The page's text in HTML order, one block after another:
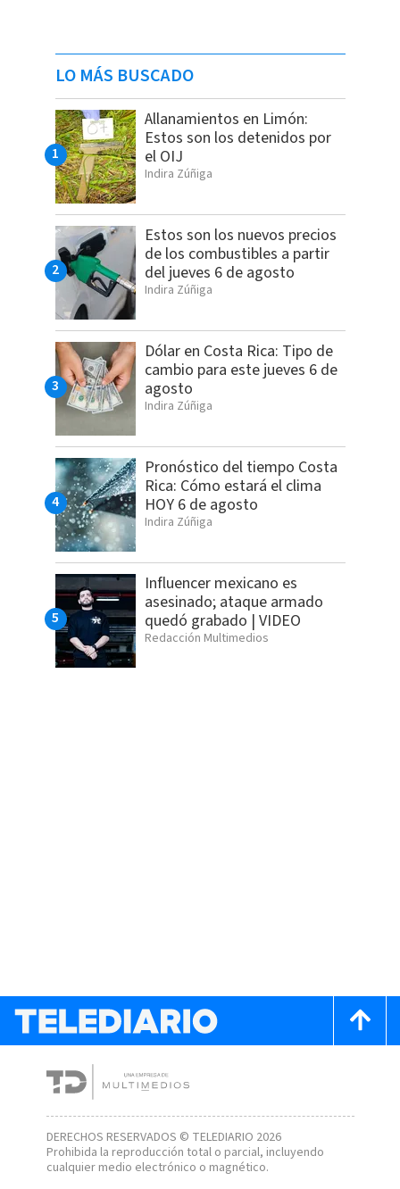
LO MÁS BUSCADO
Allanamientos en Limón:
Estos son los detenidos por
el OIJ
Indira Zúñiga
Estos son los nuevos precios
de los combustibles a partir
del jueves 6 de agosto
Indira Zúñiga
Dólar en Costa Rica: Tipo de
cambio para este jueves 6 de
agosto
Indira Zúñiga
Pronóstico del tiempo Costa
Rica: Cómo estará el clima
HOY 6 de agosto
Indira Zúñiga
Influencer mexicano es
asesinado; ataque armado
quedó grabado | VIDEO
Redacción Multimedios
DERECHOS RESERVADOS © TELEDIARIO 2026
Prohibida la reproducción total o parcial, incluyendo
cualquier medio electrónico o magnético.